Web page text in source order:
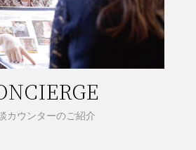
カウンターのご紹介